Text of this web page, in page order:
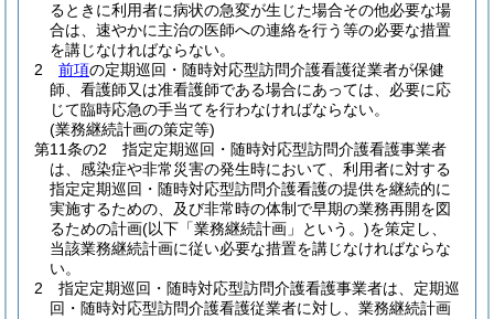
るときに利用者に病状の急変が生じた場合その他必要な場
合は、速やかに主治の医師への連絡を行う等の必要な措置
を講じなければならない。
2
前項の定期巡回・随時対応型訪問介護看護従業者が保健
師、看護師又は准看護師である場合にあっては、必要に応
じて臨時応急の手当てを行わなければならない。
(業務継続計画の策定等)
第11条の2
指定定期巡回・随時対応型訪問介護看護事業者
は、感染症や非常災害の発生時において、利用者に対する
指定定期巡回・随時対応型訪問介護看護の提供を継続的に
実施するための、及び非常時の体制で早期の業務再開を図
るための計画(以下「業務継続計画」という。)を策定し、
当該業務継続計画に従い必要な措置を講じなければならな
い。
2
指定定期巡回・随時対応型訪問介護看護事業者は、定期巡
回・随時対応型訪問介護看護従業者に対し、業務継続計画